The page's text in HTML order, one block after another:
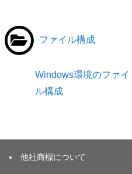
ファイル構成
Windows環境のファイ
ル構成
他社商標について